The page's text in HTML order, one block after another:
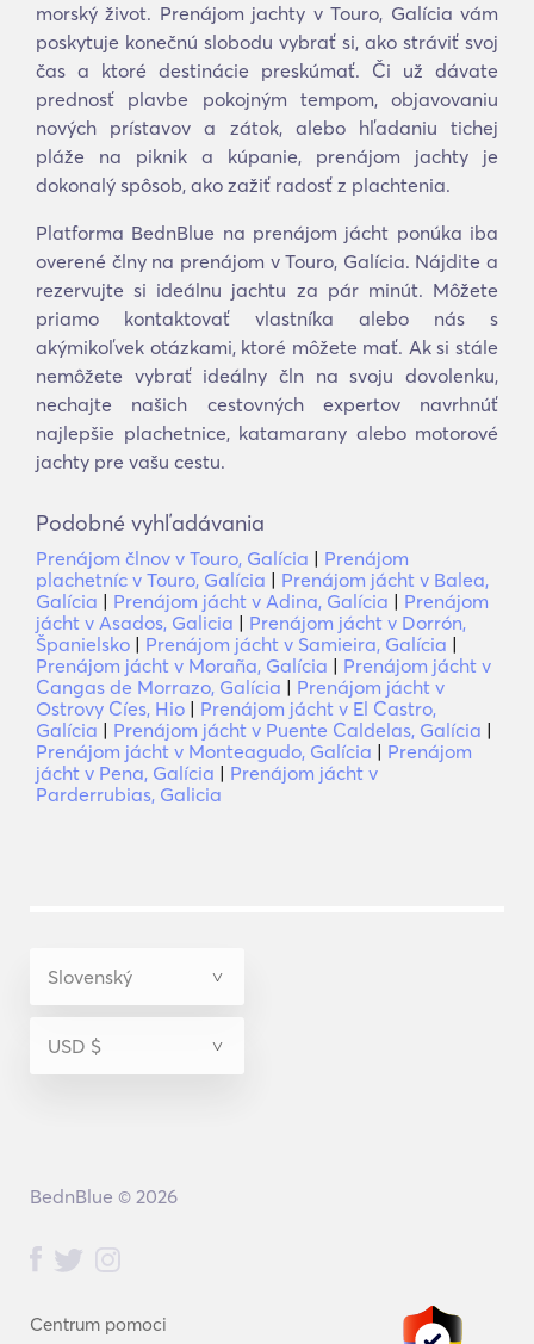
morský život. Prenájom jachty v Touro, Galícia vám
poskytuje konečnú slobodu vybrať si, ako stráviť svoj
čas a ktoré destinácie preskúmať. Či už dávate
prednosť plavbe pokojným tempom, objavovaniu
nových prístavov a zátok, alebo hľadaniu tichej
pláže na piknik a kúpanie, prenájom jachty je
dokonalý spôsob, ako zažiť radosť z plachtenia.
Platforma BednBlue na prenájom jácht ponúka iba
overené člny na prenájom v Touro, Galícia. Nájdite a
rezervujte si ideálnu jachtu za pár minút. Môžete
priamo kontaktovať vlastníka alebo nás s
akýmikoľvek otázkami, ktoré môžete mať. Ak si stále
nemôžete vybrať ideálny čln na svoju dovolenku,
nechajte našich cestovných expertov navrhnúť
najlepšie plachetnice, katamarany alebo motorové
jachty pre vašu cestu.
Podobné vyhľadávania
Prenájom člnov v Touro, Galícia | Prenájom
plachetníc v Touro, Galícia | Prenájom jácht v Balea,
Galícia | Prenájom jácht v Adina, Galícia | Prenájom
jácht v Asados, Galicia | Prenájom jácht v Dorrón,
Španielsko | Prenájom jácht v Samieira, Galícia |
Prenájom jácht v Moraña, Galícia | Prenájom jácht v
Cangas de Morrazo, Galícia | Prenájom jácht v
Ostrovy Cíes, Hio | Prenájom jácht v El Castro,
Galícia | Prenájom jácht v Puente Caldelas, Galícia |
Prenájom jácht v Monteagudo, Galícia | Prenájom
jácht v Pena, Galícia | Prenájom jácht v
Parderrubias, Galicia
Centrum pomoci
BednBlue © 2026